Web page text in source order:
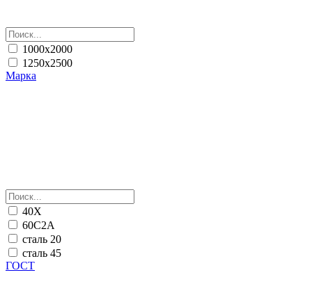
1000х2000
1250х2500
Марка
40Х
60С2А
сталь 20
сталь 45
ГОСТ